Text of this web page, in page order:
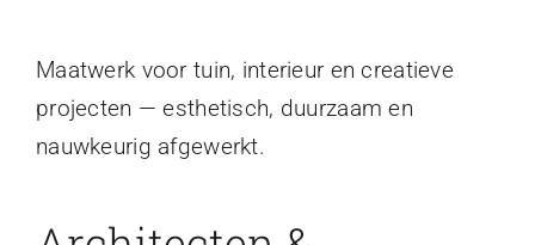
Maatwerk voor tuin, interieur en creatieve
projecten — esthetisch, duurzaam en
nauwkeurig afgewerkt.